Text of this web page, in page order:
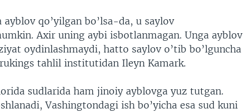
qo’yilgan bo’lsa-da, u saylov
Axir uning aybi isbotlanmagan. Unga ayblov
oydinlashmaydi, hatto saylov o’tib bo’lguncha
tahlil institutidan Ileyn Kamark.
sudlarida ham jinoiy ayblovga yuz tutgan.
Vashingtondagi ish bo’yicha esa sud kuni